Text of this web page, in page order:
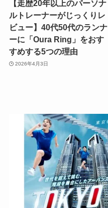
【走歴20年以上のパーソナ
ルトレーナーがじっくりレ
ビュー】40代50代のランナ
ーに「Oura Ring」をおす
すめする5つの理由
2026年4月3日